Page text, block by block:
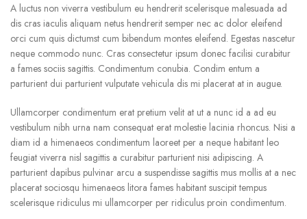
A luctus non viverra vestibulum eu hendrerit scelerisque malesuada ad
dis cras iaculis aliquam netus hendrerit semper nec ac dolor eleifend
orci cum quis dictumst cum bibendum montes eleifend. Egestas nascetur
neque commodo nunc. Cras consectetur ipsum donec facilisi curabitur
a fames sociis sagittis. Condimentum conubia. Condim entum a
parturient dui parturient vulputate vehicula dis mi placerat at in augue.
Ullamcorper condimentum erat pretium velit at ut a nunc id a ad eu
vestibulum nibh urna nam consequat erat molestie lacinia rhoncus. Nisi a
diam id a himenaeos condimentum laoreet per a neque habitant leo
feugiat viverra nisl sagittis a curabitur parturient nisi adipiscing. A
parturient dapibus pulvinar arcu a suspendisse sagittis mus mollis at a nec
placerat sociosqu himenaeos litora fames habitant suscipit tempus
scelerisque ridiculus mi ullamcorper per ridiculus proin condimentum.